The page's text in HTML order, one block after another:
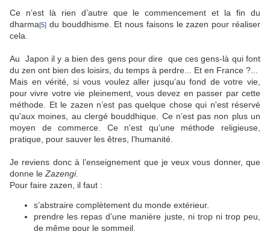
Ce n’est là rien d’autre que le commencement et la fin du
dharma[5] du bouddhisme. Et nous faisons le zazen pour réaliser
cela.
Au Japon il y a bien des gens pour dire que ces gens-là qui font
du zen ont bien des loisirs, du temps à perdre... Et en France ?...
Mais en vérité, si vous voulez aller jusqu’au fond de votre vie,
pour vivre votre vie pleinement, vous devez en passer par cette
méthode. Et le zazen n’est pas quelque chose qui n'est réservé
qu'aux moines, au clergé bouddhique. Ce n’est pas non plus un
moyen de commerce. Ce n’est qu’une méthode religieuse,
pratique, pour sauver les êtres, l’humanité.
Je reviens donc à l’enseignement que je veux vous donner, que
donne le Zazengi.
Pour faire zazen, il faut :
s’abstraire complètement du monde extérieur.
prendre les repas d’une manière juste, ni trop ni trop peu,
de même pour le sommeil.